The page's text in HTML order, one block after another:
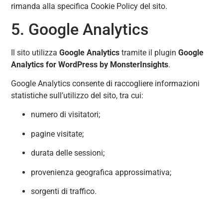
rimanda alla specifica Cookie Policy del sito.
5. Google Analytics
Il sito utilizzaGoogle Analytics tramite il pluginGoogle
Analytics for WordPress by MonsterInsights.
Google Analytics consente di raccogliere informazioni
statistiche sull’utilizzo del sito, tra cui:
numero di visitatori;
pagine visitate;
durata delle sessioni;
provenienza geografica approssimativa;
sorgenti di traffico.